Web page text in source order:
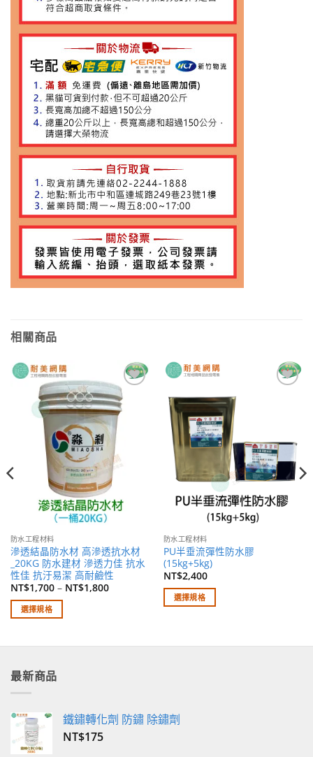
相關商品
防水工程材料
滲透結晶防水材 高滲透抗水材
_20KG 防水建材 滲透力佳 抗水
性佳 抗汙易潔 高耐鹼性
NT$1,700– NT$1,800
選擇規格
有
多
種
款
式。
可
防水工程材料
PU半垂流彈性防水膠
(15kg+5kg)
NT$2,400
選擇規格
品
式。
最新商品
鐵鏽轉化劑 防鏽 除鏽劑
NT$175